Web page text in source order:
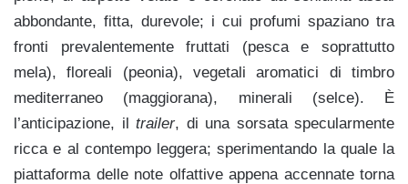
abbondante, fitta, durevole; i cui profumi spaziano tra
fronti prevalentemente fruttati (pesca e soprattutto
mela), floreali (peonia), vegetali aromatici di timbro
mediterraneo (maggiorana), minerali (selce). È
l’anticipazione, il trailer, di una sorsata specularmente
ricca e al contempo leggera; sperimentando la quale la
piattaforma delle note olfattive appena accennate torna